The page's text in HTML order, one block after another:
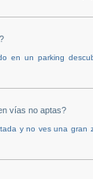
en un parking
vías no aptas?
y no ves una gran